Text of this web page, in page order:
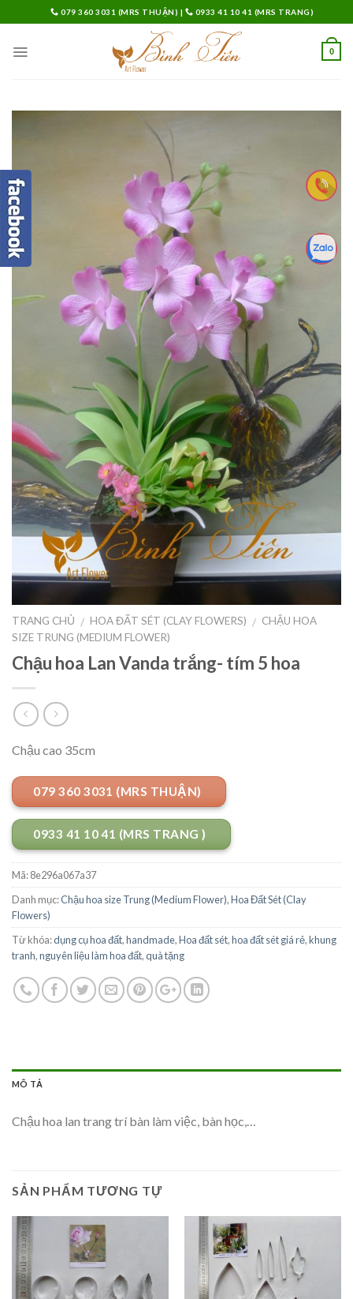
to
content
079 360 3031 (MRS THUẬN) | 0933 41 10 41 (MRS TRANG)
0
TRANG CHỦ / HOA ĐẤT SÉT (CLAY FLOWERS) / CHẬU HOA
SIZE TRUNG (MEDIUM FLOWER)
Chậu hoa Lan Vanda trắng- tím 5 hoa
Chậu cao 35cm
079 360 3031 (MRS THUẬN)
0933 41 10 41 (MRS TRANG )
Mã:8e296a067a37
Danh mục:Chậu hoa size Trung (Medium Flower),Hoa Đất Sét (Clay
Flowers)
Từ khóa:dụng cụ hoa đất,handmade,Hoa đất sét,hoa đất sét giá rẻ,khung
tranh,nguyên liệu làm hoa đất,quà tặng
MÔ TẢ
Chậu hoa lan trang trí bàn làm việc, bàn học,…
SẢN PHẨM TƯƠNG TỰ